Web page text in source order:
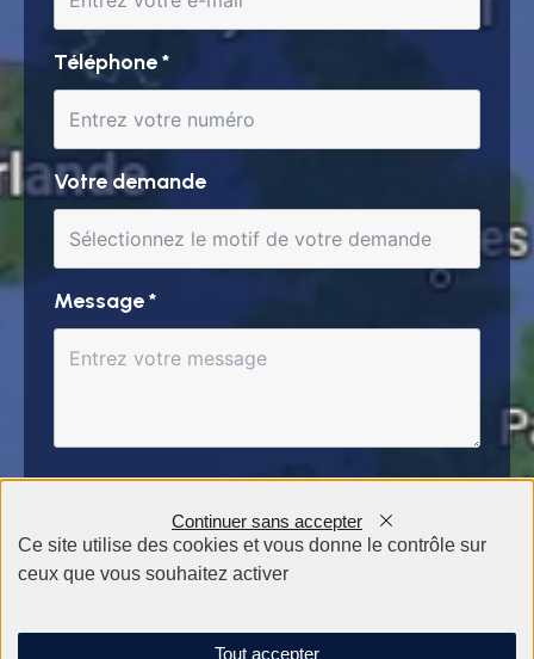
Téléphone*
Votre demande
Message*
Ce site utilise des cookies et vous donne le contrôle sur
ceux que vous souhaitez activer
Tout accepter
Continuer sans accepter